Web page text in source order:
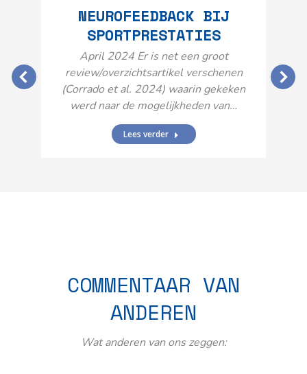
NEUROFEEDBACK BIJ
SPORTPRESTATIES
April 2024 Er is net een groot
review/overzichtsartikel verschenen
(Corrado et al. 2024) waarin gekeken
werd naar de mogelijkheden van…
Lees verder
COMMENTAAR VAN
ANDEREN
Wat anderen van ons zeggen: